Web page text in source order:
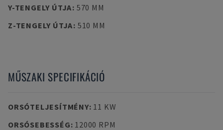
Y-TENGELY ÚTJA: 570 MM
Z-TENGELY ÚTJA: 510 MM
MŰSZAKI SPECIFIKÁCIÓ
ORSÓTELJESÍTMÉNY: 11 KW
ORSÓSEBESSÉG: 12000 RPM